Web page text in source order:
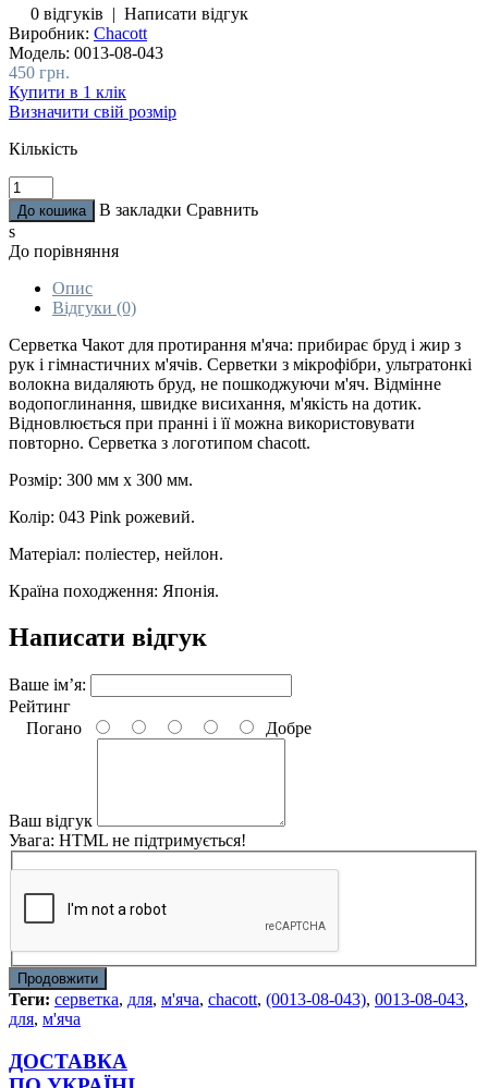
0 відгуків | Написати відгук
Виробник: Chacott
Модель: 0013-08-043
450 грн.
Купити в 1 клік
Визначити свій розмір
Кількість
В закладки Сравнить
s
До порівняння
Опис
Відгуки (0)
Серветка Чакот для протирання м'яча: прибирає бруд і жир з
рук і гімнастичних м'ячів. Серветки з мікрофібри, ультратонкі
волокна видаляють бруд, не пошкоджуючи м'яч. Відмінне
водопоглинання, швидке висихання, м'якість на дотик.
Відновлюється при пранні і її можна використовувати
повторно. Серветка з логотипом chacott.
Розмір: 300 мм x 300 мм.
Колір: 043 Pink рожевий.
Матеріал: поліестер, нейлон.
Країна походження: Японія.
Написати відгук
Ваше ім’я:
Рейтинг
Погано
Добре
Ваш відгук
Увага: HTML не підтримується!
Продовжити
Теги: серветка, для, м'яча, chacott, (0013-08-043), 0013-08-043,
для, м'яча
ДОСТАВКА